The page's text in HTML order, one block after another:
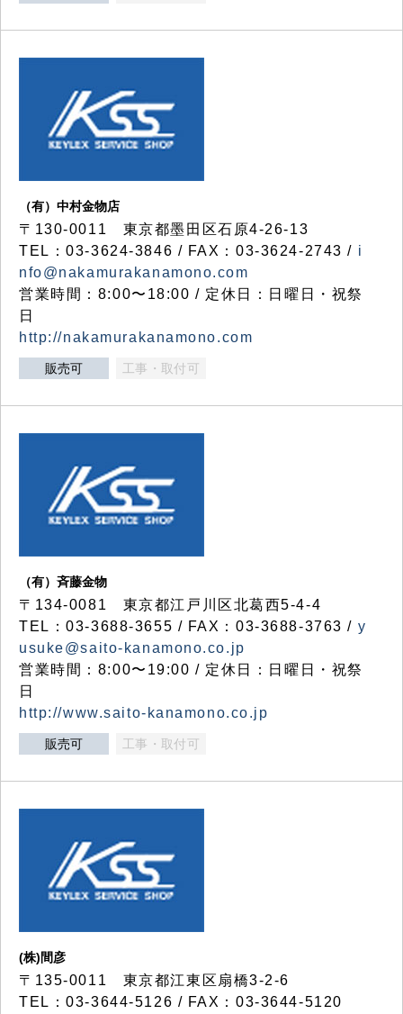
（有）中村金物店
〒130-0011 東京都墨田区石原4-26-13
TEL：03-3624-3846 / FAX：03-3624-2743 / i
nfo@nakamurakanamono.com
営業時間：8:00〜18:00 / 定休日：日曜日・祝祭
日
http://nakamurakanamono.com
販売可 工事・取付可
（有）斉藤金物
〒134-0081 東京都江戸川区北葛西5-4-4
TEL：03-3688-3655 / FAX：03-3688-3763 / y
usuke@saito-kanamono.co.jp
営業時間：8:00〜19:00 / 定休日：日曜日・祝祭
日
http://www.saito-kanamono.co.jp
販売可 工事・取付可
(株)間彦
〒135-0011 東京都江東区扇橋3-2-6
TEL：03-3644-5126 / FAX：03-3644-5120